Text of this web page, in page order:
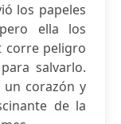
los papeles
ella los
corre peligro
salvarlo.
un corazón y
de la